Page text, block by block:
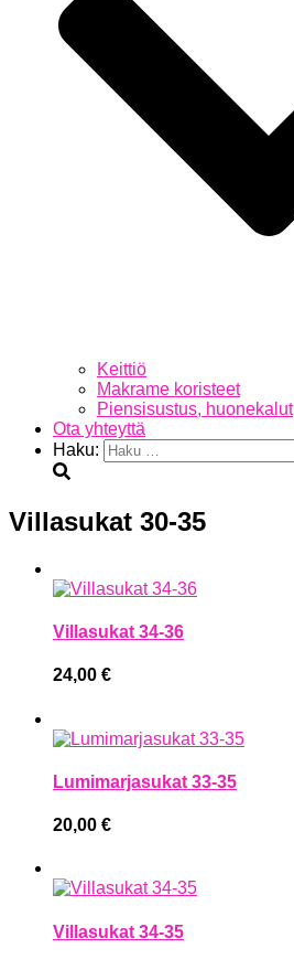
Keittiö
Makrame koristeet
Piensisustus, huonekalut
Ota yhteyttä
Haku:
Villasukat 30-35
Villasukat 34-36
24,00 €
Lumimarjasukat 33-35
20,00 €
Villasukat 34-35